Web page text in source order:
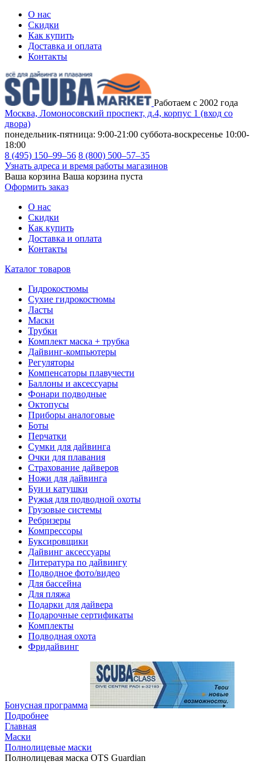
О нас
Скидки
Как купить
Доставка и оплата
Контакты
Работаем с 2002 года
Москва, Ломоносовский проспект, д.4, корпус 1 (вход со
двора)
понедельник-пятница: 9:00-21:00 суббота-воскресенье 10:00-
18:00
8 (495) 150–99–56 8 (800) 500–57–35
Узнать адреса и время работы магазинов
Ваша корзина Ваша корзина пуста
Оформить заказ
О нас
Скидки
Как купить
Доставка и оплата
Контакты
Каталог товаров
Гидрокостюмы
Сухие гидрокостюмы
Ласты
Маски
Трубки
Комплект маска + трубка
Дайвинг-компьютеры
Регуляторы
Компенсаторы плавучести
Баллоны и аксессуары
Фонари подводные
Октопусы
Приборы аналоговые
Боты
Перчатки
Сумки для дайвинга
Очки для плавания
Страхование дайверов
Ножи для дайвинга
Буи и катушки
Ружья для подводной охоты
Грузовые системы
Ребризеры
Компрессоры
Буксировщики
Дайвинг аксессуары
Литература по дайвингу
Подводное фото/видео
Для бассейна
Для пляжа
Подарки для дайвера
Подарочные сертификаты
Комплекты
Подводная охота
Фридайвинг
Бонусная программа
Подробнее
Главная
Маски
Полнолицевые маски
Полнолицевая маска OTS Guardian